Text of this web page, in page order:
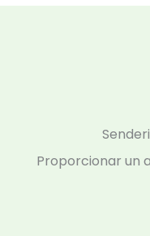
Proporcionar un